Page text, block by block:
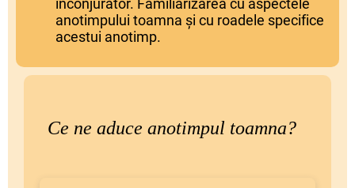
înconjurător. Familiarizarea cu aspectele
anotimpului toamna și cu roadele specifice
acestui anotimp.
Ce ne aduce anotimpul toamna?